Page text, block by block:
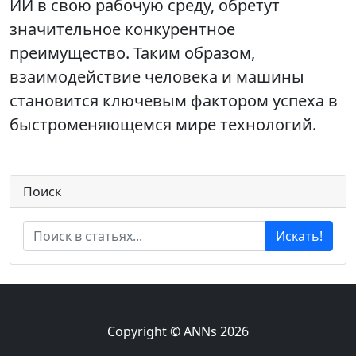
ИИ в свою рабочую среду, обретут
значительное конкурентное
преимущество. Таким образом,
взаимодействие человека и машины
становится ключевым фактором успеха в
быстроменяющемся мире технологий.
Поиск
Искать!
Copyright © ANNs 2026